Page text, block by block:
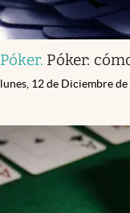
Póker. Póker:
lunes, 12 de Diciembre